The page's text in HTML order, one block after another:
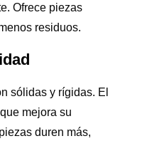
Ofrece piezas
residuos.
sólidas y rígidas. El
mejora su
duren más,